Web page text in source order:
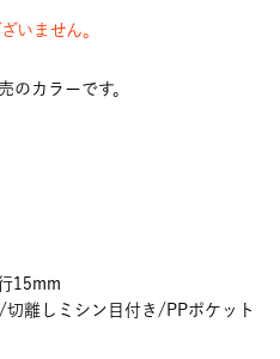
いません。
のカラーです。
15mm
離しミシン目付き/PPポケット